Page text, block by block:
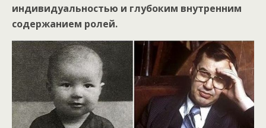
индивидуальностью и глубоким внутренним
содержанием ролей.